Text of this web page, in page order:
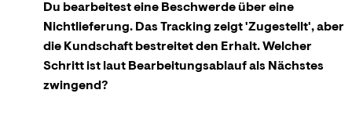
Du bearbeitest eine Beschwerde über eine
Nichtlieferung. Das Tracking zeigt 'Zugestellt', aber
die Kundschaft bestreitet den Erhalt. Welcher
Schritt ist laut Bearbeitungsablauf als Nächstes
zwingend?